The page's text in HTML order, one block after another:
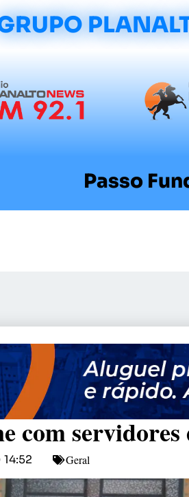
Passo
com servidores
14:52 Geral